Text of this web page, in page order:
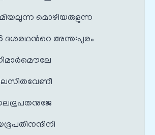
മൊഴിയരുളുന്ന
6 ദശരഥന്‍റെ അന്ത:പുരം